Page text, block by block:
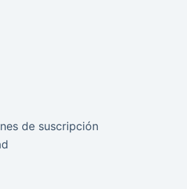
de suscripción